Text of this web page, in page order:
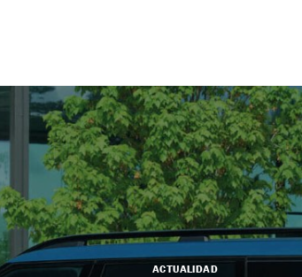
ACTUALIDAD